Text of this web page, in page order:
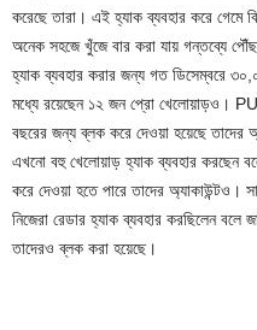
করেছে তারা। এই হ্যাক ব্যবহার করে গেমে
অনেক সহজে খুঁজে বার করা যায় গন্তব্যে
হ্যাক ব্যবহার করার জন্য গত ডিসেম্বরে
মধ্যে রয়েছেন ১২ জন প্রো খেলোয়াড়ও।
বছরের জন্য ব্লক করে দেওয়া হয়েছে তাদের
এখনো বহু খেলোয়াড় হ্যাক ব্যবহার করছেন
করে দেওয়া হতে পারে তাদের অ্যাকাউন্টও।
নিজেরা রেডার হ্যাক ব্যবহার করছিলেন
তাদেরও ব্লক করা হয়েছে।